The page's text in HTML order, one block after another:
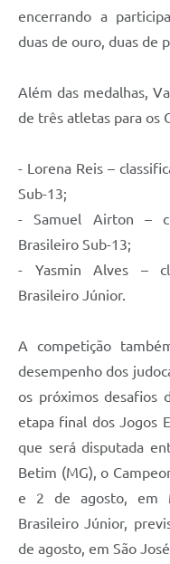
encerrando a
duas de ouro, duas de
Além das medalhas,
de três atletas para os
- Lorena Reis –
Sub-13;
- Samuel Airton –
Brasileiro Sub-13;
- Yasmin Alves –
Brasileiro Júnior.
A competição
desempenho dos
os próximos desafios
etapa final dos Jogos
que será disputada
Betim (MG), o
e 2 de agosto, em
Brasileiro Júnior,
de agosto, em São José